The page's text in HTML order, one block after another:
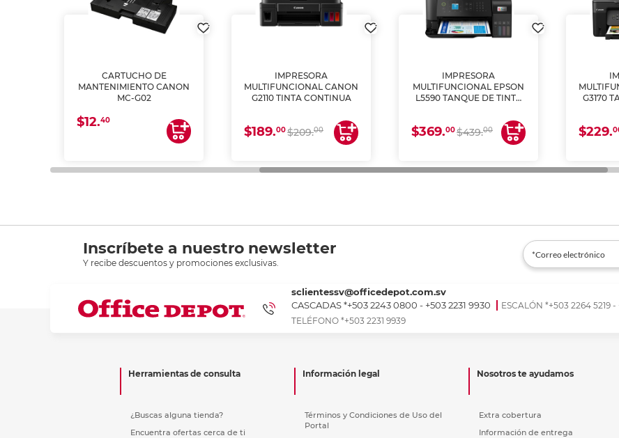
CARTUCHO DE
MANTENIMIENTO CANON
MC-G02
$12.40
IMPRESORA
MULTIFUNCIONAL CANON
G2110 TINTA CONTINUA
$189.00$209.00
IMPRESORA
MULTIFUNCIONAL EPSON
L5590 TANQUE DE TINTA
$369.00$439.00
G3170
$229.
Inscríbete a nuestro newsletter
Y recibe descuentos y promociones exclusivas.
sclientessv@officedepot.com.sv
CASCADAS *+503 2243 0800 - +503 2231 9930
ESCALÓN *+503 2264 5219
TELÉFONO *+503 2231 9939
Herramientas de consulta
¿Buscas alguna tienda?
Encuentra ofertas cerca de ti
Información legal
Términos y Condiciones de Uso del
Portal
Nosotros te ayudamos
Extra cobertura
Información de entrega